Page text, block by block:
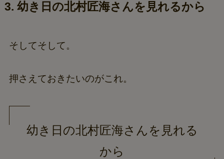
3. 幼き日の北村匠海さんを見れるから
そしてそして。
押さえておきたいのがこれ。
幼き日の北村匠海さんを見れる
から